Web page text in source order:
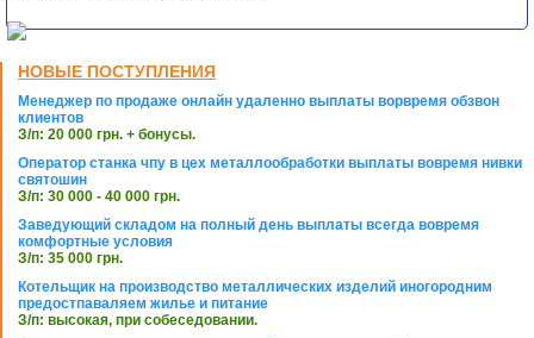
НОВЫЕ ПОСТУПЛЕНИЯ
Менеджер по продаже онлайн удаленно выплаты ворвремя обзвон
клиентов
З/п: 20 000 грн. + бонусы.
Оператор станка чпу в цех металлообработки выплаты вовремя нивки
святошин
З/п: 30 000 - 40 000 грн.
Заведующий складом на полный день выплаты всегда вовремя
комфортные условия
З/п: 35 000 грн.
Котельщик на производство металлических изделий иногородним
предостпаваляем жилье и питание
З/п: высокая, при собеседовании.